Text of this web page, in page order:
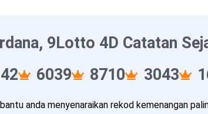
9Lotto 4D Catatan
6039 8710 3043
anda menyenaraikan rekod kemenangan